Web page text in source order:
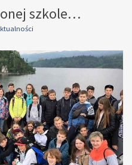
szkole…